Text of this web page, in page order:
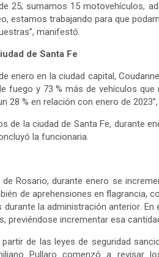
25; sumamos 15 motovehículos,
estamos trabajando para que
manifestó.
de Santa Fe
enero en la ciudad capital,
fuego y 73 % más de vehículos
28 % en relación con enero de
de la ciudad de Santa Fe, durante
la funcionaria.
de Rosario, durante enero se
de aprehensiones en flagrancia,
durante la administración anterior.
previéndose incrementar esa
de las leyes de seguridad